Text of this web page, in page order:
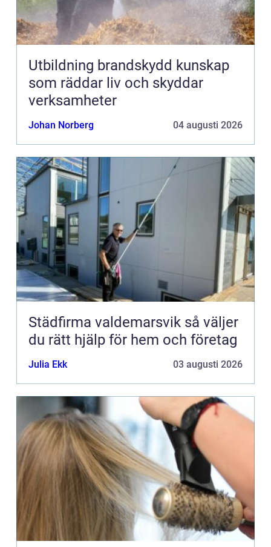
Utbildning brandskydd kunskap
som räddar liv och skyddar
verksamheter
Johan Norberg 04 augusti 2026
Städfirma valdemarsvik så väljer
du rätt hjälp för hem och företag
Julia Ekk 03 augusti 2026